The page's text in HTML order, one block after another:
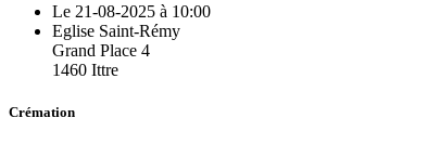
Le 21-08-2025 à 10:00
Eglise Saint-Rémy
Grand Place 4
1460 Ittre
Crémation